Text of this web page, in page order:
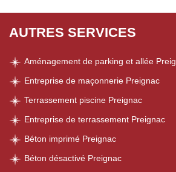
AUTRES SERVICES
Aménagement de parking et allée
Entreprise de maçonnerie Preignac
Terrassement piscine Preignac
Entreprise de terrassement Preignac
Béton imprimé Preignac
Béton désactivé Preignac